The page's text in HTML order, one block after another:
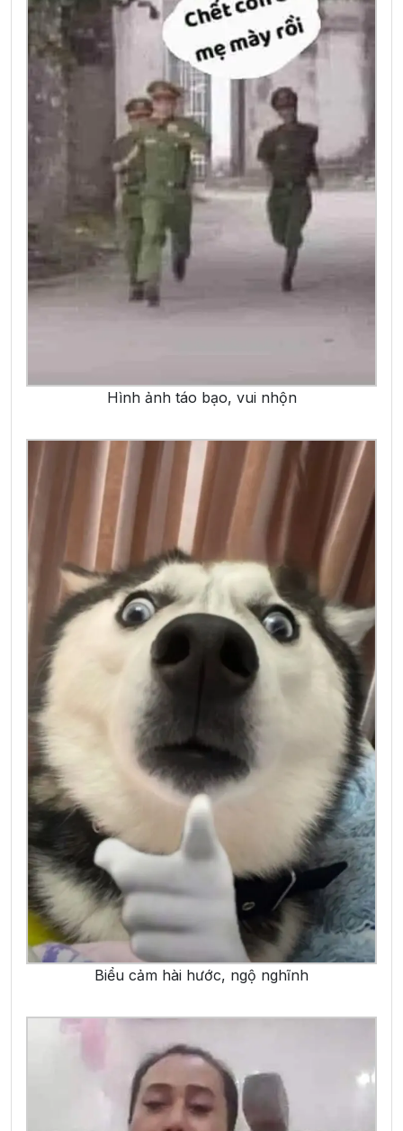
Hình ảnh táo bạo, vui nhộn
Biểu cảm hài hước, ngộ nghĩnh